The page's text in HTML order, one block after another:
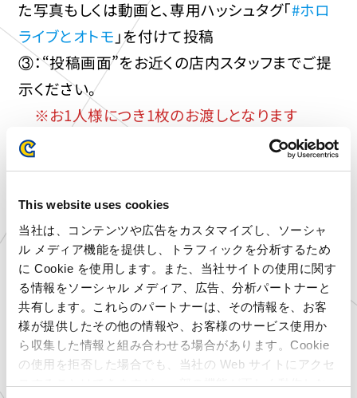
This website uses cookies
当社は、コンテンツや広告をカスタマイズし、ソーシャ
ル メディア機能を提供し、トラフィックを分析するため
に Cookie を使用します。また、当社サイトの使用に関す
る情報をソーシャル メディア、広告、分析パートナーと
共有します。これらのパートナーは、その情報を、お客
様が提供したその他の情報や、お客様のサービス使用か
ら収集した情報と組み合わせる場合があります。Cookie
の使用を拒否した場合でも、当社の Web サイトにアクセ
スすることはできますが、一部の機能が正しく動作しな
た写真もしくは動画と、専用ハッシュタグ「#ホロ
ライブとオトモ 」を付けて投稿
③：“投稿画面”をお近くの店内スタッフまでご提
示ください。
※お1人様につき1枚のお渡しとなります
対象店舗
埼玉県
プラサカプコン 羽生店
東京都
プラサカプコン 吉祥寺店
東京都
プラサカプコン 池袋店
東京都
プラサカプコン ミッテン府中店
愛知県
プラサカプコン 岡崎店
愛媛県
プラサカプコン 新居浜店
大分県
プラサカプコン 大分店
石川県
MIRAINO イオンモール白山店